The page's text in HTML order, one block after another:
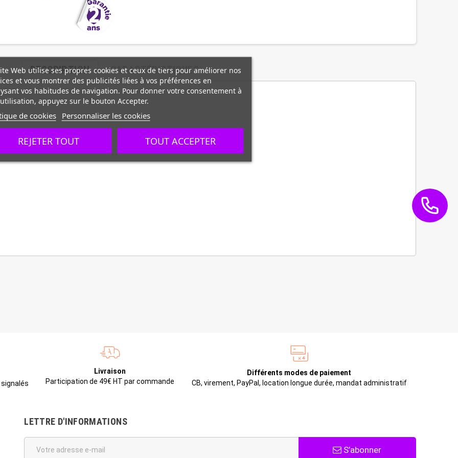
DESCRIPTION CARACTÉRISTIQUES
traité incoloy
Livraison
Participation de 49€ HT par commande
Différents modes de paiement
CB, virement, PayPal, location longue durée, mandat administratif
LETTRE D'INFORMATIONS
S’abonner
Web utilise ses propres cookies et ceux de tiers pour améliorer nos
et vous montrer des publicités liées à vos préférences en
vos habitudes de navigation. Pour donner votre consentement à
appuyez sur le bouton Accepter.
de cookies Personnaliser les cookies
REJETER TOUT TOUT ACCEPTER